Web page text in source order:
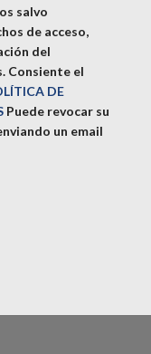
salvo
de acceso,
del
Consiente el
DE
Puede revocar su
un email